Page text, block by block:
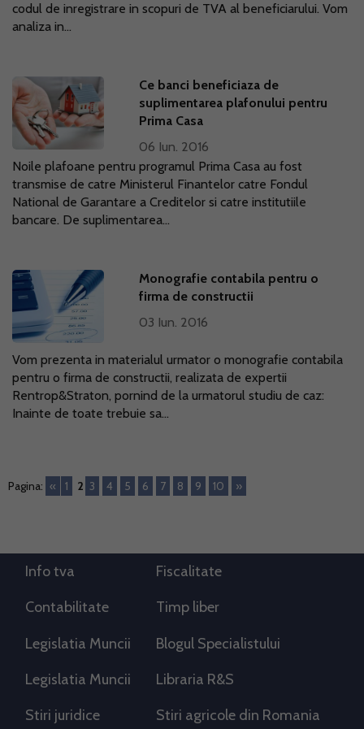
codul de inregistrare in scopuri de TVA al beneficiarului. Vom
analiza in...
Ce banci beneficiaza de
suplimentarea plafonului pentru
Prima Casa
06 Iun. 2016
Noile plafoane pentru programul Prima Casa au fost
transmise de catre Ministerul Finantelor catre Fondul
National de Garantare a Creditelor si catre institutiile
bancare. De suplimentarea...
Monografie contabila pentru o
firma de constructii
03 Iun. 2016
Vom prezenta in materialul urmator o monografie contabila
pentru o firma de constructii, realizata de expertii
Rentrop&Straton, pornind de la urmatorul studiu de caz:
Inainte de toate trebuie sa...
Pagina: « 1 2 3 4 5 6 7 8 9 10 »
Info tva Fiscalitate
Contabilitate Timp liber
Legislatia Muncii Blogul Specialistului
Legislatia Muncii Libraria R&S
Stiri juridice Stiri agricole din Romania